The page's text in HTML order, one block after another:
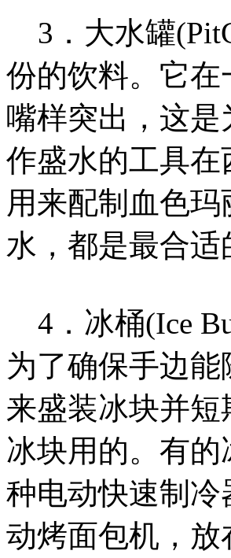
3．大水罐
份的饮料。它
嘴样突出，这
作盛水的工具
用来配制血色
水，都是最合适
4．冰桶(Ice
为了确保手边
来盛装冰块并
冰块用的。有
种电动快速制冷
动烤面包机，